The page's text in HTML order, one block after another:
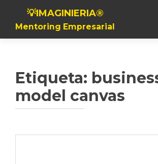
💡IMAGINIERIA®
Mentoring Empresarial
Etiqueta:
model canvas